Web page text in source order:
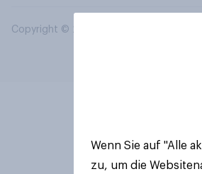
Copyright © 2026 YouGov PLC. Alle
Wenn Sie auf "Alle
zu, um die